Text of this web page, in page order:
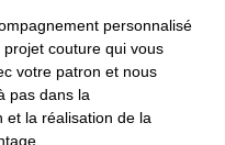
personnalisé
couture qui vous
votre patron et nous
pas dans la
et la réalisation de la